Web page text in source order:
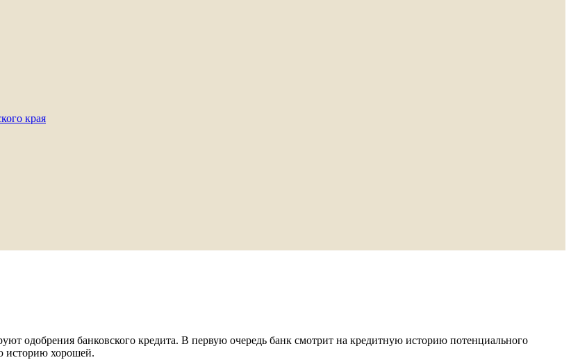
края
одобрения банковского кредита. В первую очередь банк смотрит на кредитную историю потенциального
историю хорошей.